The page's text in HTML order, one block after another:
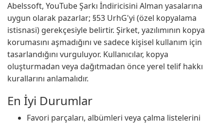
Abelssoft, YouTube Şarkı İndiricisini Alman yasalarına
uygun olarak pazarlar; §53 UrhG'yi (özel kopyalama
istisnasi) gerekçesiyle belirtir. Şirket, yazılımının kopya
korumasını aşmadığını ve sadece kişisel kullanım için
tasarlandığını vurguluyor. Kullanıcılar, kopya
oluşturmadan veya dağıtmadan önce yerel telif hakkı
kurallarını anlamalıdır.
En İyi Durumlar
Favori parçaları, albümleri veya çalma listelerini